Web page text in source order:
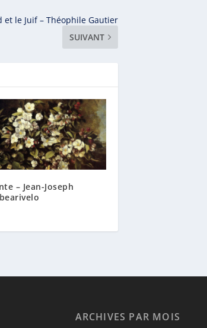
et le Juif – Théophile Gautier
SUIVANT
– Jean-Joseph
ARCHIVES PAR MOIS